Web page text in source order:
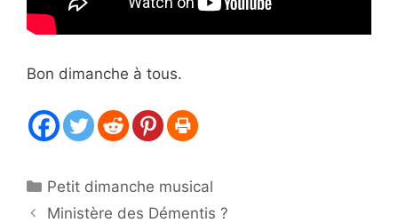
Bon dimanche à tous.
Catégories
Petit dimanche musical
Ministère des Démentis ?